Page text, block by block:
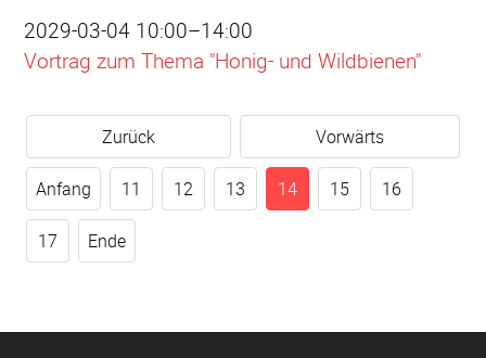
2029-03-04 10:00–14:00
Vortrag zum Thema "Honig- und Wildbienen"
Zurück Vorwärts
Anfang 11 12 13 14 15 16
17 Ende